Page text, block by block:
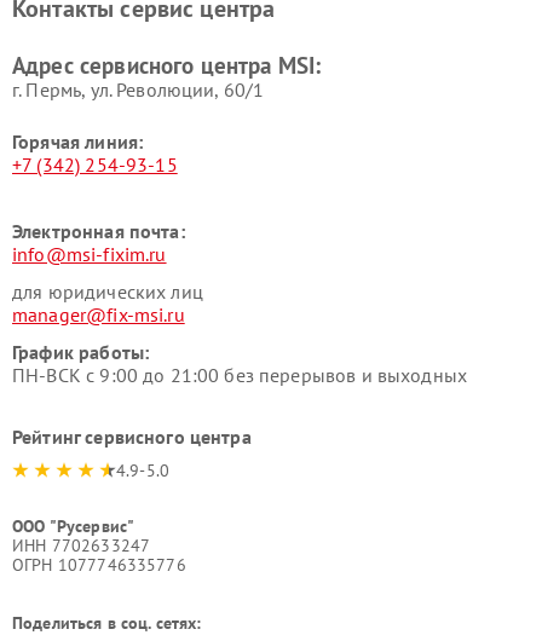
Контакты сервис центра
Адрес сервисного центра MSI:
г. Пермь, ул. ​Революции, 60/1
Горячая линия:
+7 (342) 254-93-15
Электронная почта:
info@msi-fixim.ru
для юридических лиц
manager@fix-msi.ru
График работы:
ПН-ВСК с 9:00 до 21:00 без перерывов и выходных
Рейтинг сервисного центра
4.9-5.0
ООО "Русервис"
ИНН 7702633247
ОГРН 1077746335776
Поделиться в соц. сетях: